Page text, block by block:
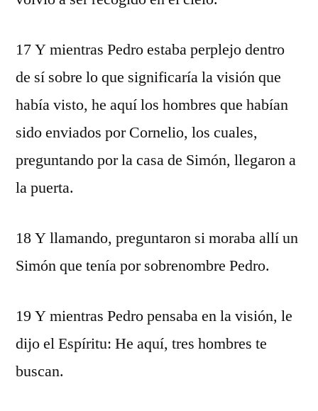
17 Y mientras Pedro estaba perplejo dentro
de sí sobre lo que significaría la visión que
había visto, he aquí los hombres que habían
sido enviados por Cornelio, los cuales,
preguntando por la casa de Simón, llegaron a
la puerta.
18 Y llamando, preguntaron si moraba allí un
Simón que tenía por sobrenombre Pedro.
19 Y mientras Pedro pensaba en la visión, le
dijo el Espíritu: He aquí, tres hombres te
buscan.